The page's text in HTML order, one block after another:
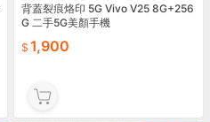
背蓋裂痕烙印 5G Vivo V25 8G+256
G 二手5G美顏手機
1,900